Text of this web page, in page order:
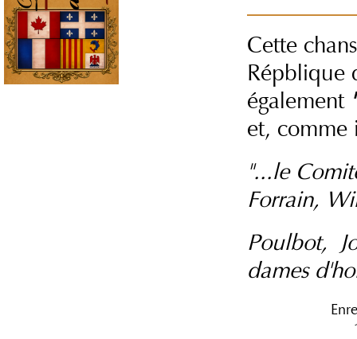
Cette
Répblique
également
et, comme
"...le
Forrain,
Poulbot,
dames